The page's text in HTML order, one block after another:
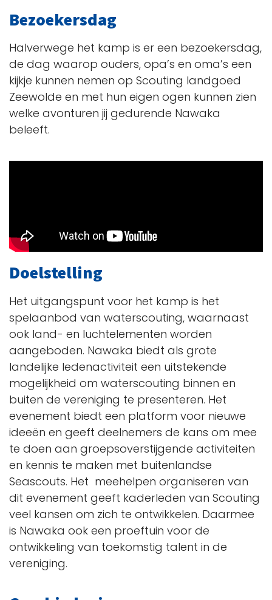
Bezoekersdag
Halverwege het kamp is er een bezoekersdag,
de dag waarop ouders, opa’s en oma’s een
kijkje kunnen nemen op Scouting landgoed
Zeewolde en met hun eigen ogen kunnen zien
welke avonturen jij gedurende Nawaka
beleeft.
Doelstelling
Het uitgangspunt voor het kamp is het
spelaanbod van waterscouting, waarnaast
ook land- en luchtelementen worden
aangeboden. Nawaka biedt als grote
landelijke ledenactiviteit een uitstekende
mogelijkheid om waterscouting binnen en
buiten de vereniging te presenteren. Het
evenement biedt een platform voor nieuwe
ideeën en geeft deelnemers de kans om mee
te doen aan groepsoverstijgende activiteiten
en kennis te maken met buitenlandse
Seascouts. Het meehelpen organiseren van
dit evenement geeft kaderleden van Scouting
veel kansen om zich te ontwikkelen. Daarmee
is Nawaka ook een proeftuin voor de
ontwikkeling van toekomstig talent in de
vereniging.